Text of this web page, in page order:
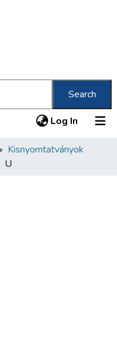
Search
Log In (current)
Kisnyomtatványok
U